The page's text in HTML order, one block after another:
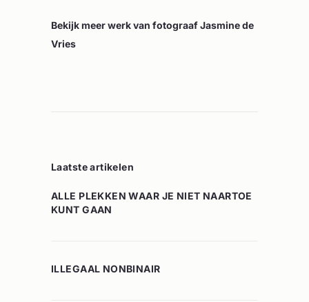
Bekijk meer werk van fotograaf Jasmine de
Vries
Laatste artikelen
ALLE PLEKKEN WAAR JE NIET NAARTOE
KUNT GAAN
ILLEGAAL NONBINAIR